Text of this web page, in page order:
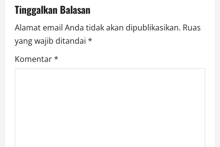
Tinggalkan Balasan
Alamat email Anda tidak akan dipublikasikan. Ruas
yang wajib ditandai *
Komentar*